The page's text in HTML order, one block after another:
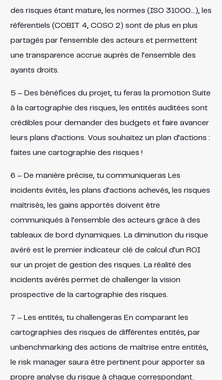
des risques étant mature, les normes (ISO 31000…), les
référentiels (COBIT 4, COSO 2) sont de plus en plus
partagés par l’ensemble des acteurs et permettent
une transparence accrue auprès de l’ensemble des
ayants droits.
5 – Des bénéfices du projet, tu feras la promotion Suite
à la cartographie des risques, les entités auditées sont
crédibles pour demander des budgets et faire avancer
leurs plans d’actions. Vous souhaitez un plan d’actions :
faites une cartographie des risques !
6 – De manière précise, tu communiqueras Les
incidents évités, les plans d’actions achevés, les risques
maîtrisés, les gains apportés doivent être
communiqués à l’ensemble des acteurs grâce à des
tableaux de bord dynamiques. La diminution du risque
avéré est le premier indicateur clé de calcul d’un ROI
sur un projet de gestion des risques. La réalité des
incidents avérés permet de challenger la vision
prospective de la cartographie des risques.
7 – Les entités, tu challengeras En comparant les
cartographies des risques de différentes entités, par
unbenchmarking des actions de maîtrise entre entités,
le risk manager saura être pertinent pour apporter sa
propre analyse du risque à chaque correspondant.